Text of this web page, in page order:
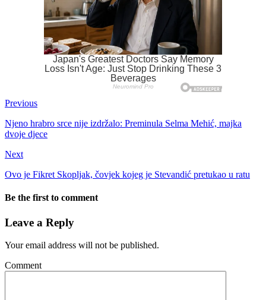
Previous
Njeno hrabro srce nije izdržalo: Preminula Selma Mehić, majka
dvoje djece
Next
Ovo je Fikret Skopljak, čovjek kojeg je Stevandić pretukao u ratu
Be the first to comment
Leave a Reply
Your email address will not be published.
Comment